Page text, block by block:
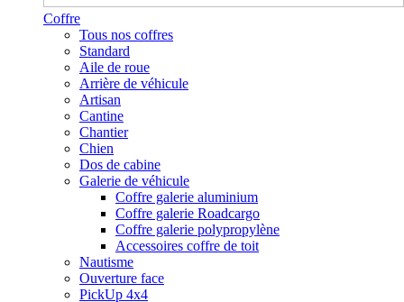
Coffre
Tous nos coffres
Standard
Aile de roue
Arrière de véhicule
Artisan
Cantine
Chantier
Chien
Dos de cabine
Galerie de véhicule
Coffre galerie aluminium
Coffre galerie Roadcargo
Coffre galerie polypropylène
Accessoires coffre de toit
Nautisme
Ouverture face
PickUp 4x4